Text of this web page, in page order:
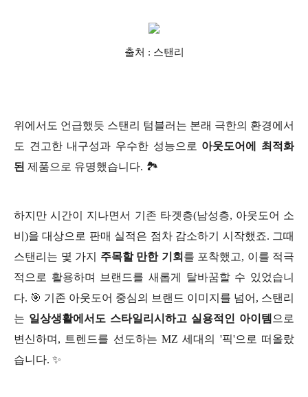
출처 : 스탠리
위에서도 언급했듯 스탠리 텀블러는 본래 극한의 환경에서
도 견고한 내구성과 우수한 성능으로 아웃도어에 최적화
된 제품으로 유명했습니다. 🏞
하지만 시간이 지나면서 기존 타겟층(남성층, 아웃도어 소
비)을 대상으로 판매 실적은 점차 감소하기 시작했죠. 그때
스탠리는 몇 가지
주목할 만한 기회 를 포착했고, 이를 적극
적으로 활용하며 브랜드를 새롭게 탈바꿈할 수 있었습니
다. 🎯 기존 아웃도어 중심의 브랜드 이미지를 넘어, 스탠리
는 일상생활에서도 스타일리시하고 실용적인 아이템 으로
변신하며, 트렌드를 선도하는 MZ 세대의 '픽'으로 떠올랐
습니다. ✨